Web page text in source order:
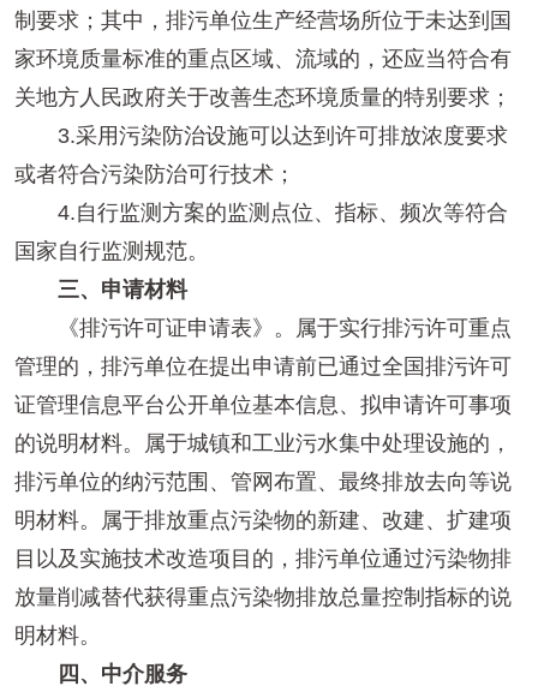
制要求；其中，排污单位生产经营场所位于未达到国
家环境质量标准的重点区域、流域的，还应当符合有
关地方人民政府关于改善生态环境质量的特别要求；
3.采用污染防治设施可以达到许可排放浓度要求
或者符合污染防治可行技术；
4.自行监测方案的监测点位、指标、频次等符合
国家自行监测规范。
三、申请材料
《排污许可证申请表》。属于实行排污许可重点
管理的，排污单位在提出申请前已通过全国排污许可
证管理信息平台公开单位基本信息、拟申请许可事项
的说明材料。属于城镇和工业污水集中处理设施的，
排污单位的纳污范围、管网布置、最终排放去向等说
明材料。属于排放重点污染物的新建、改建、扩建项
目以及实施技术改造项目的，排污单位通过污染物排
放量削减替代获得重点污染物排放总量控制指标的说
明材料。
四、中介服务